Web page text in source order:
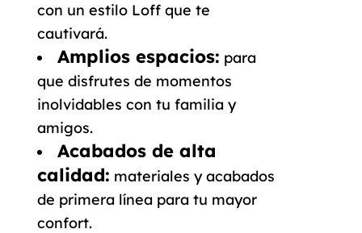
con un estilo Loff que te
cautivará.
Amplios espacios: para
que disfrutes de momentos
inolvidables con tu familia y
amigos.
Acabados de alta
calidad: materiales y acabados
de primera línea para tu mayor
confort.